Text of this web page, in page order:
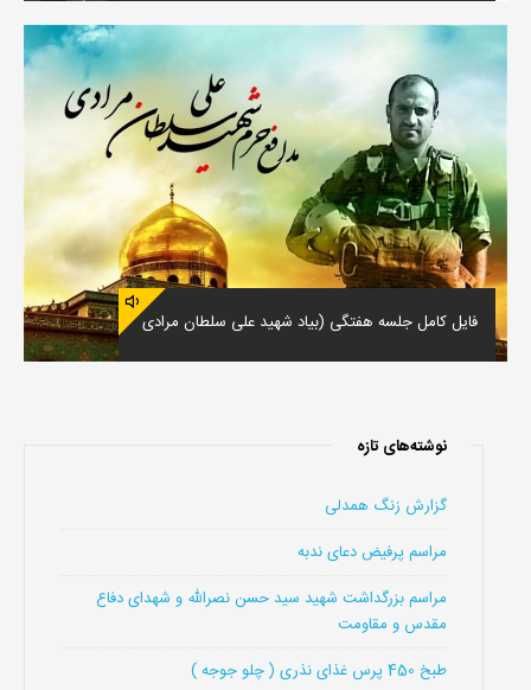
فایل کامل جلسه هفتگی (بیاد شهید علی سلطان مرادی
نوشته‌های تازه
گزارش زنگ همدلی
مراسم پرفیض دعای ندبه
مراسم بزرگداشت شهید سید حسن نصرالله و شهدای دفاع
مقدس و مقاومت
طبخ 450 پرس غذای نذری ( چلو جوجه )